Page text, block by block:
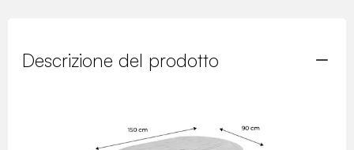
Descrizione del prodotto